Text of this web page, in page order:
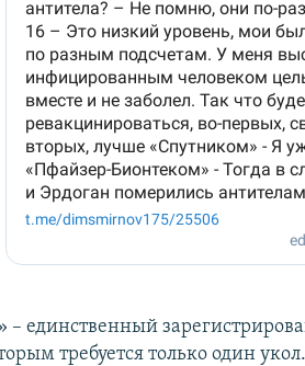
– единственный
требуется только один